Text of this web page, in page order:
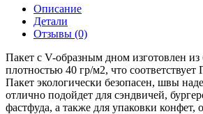
Описание
Детали
Отзывы (0)
Пакет с V-образным дном изготовлен из
плотностью 40 гр/м2, что
Пакет экологически безопасен, швы
отлично подойдет для сэндвичей,
фастфуда, а также для упаковки конфет,